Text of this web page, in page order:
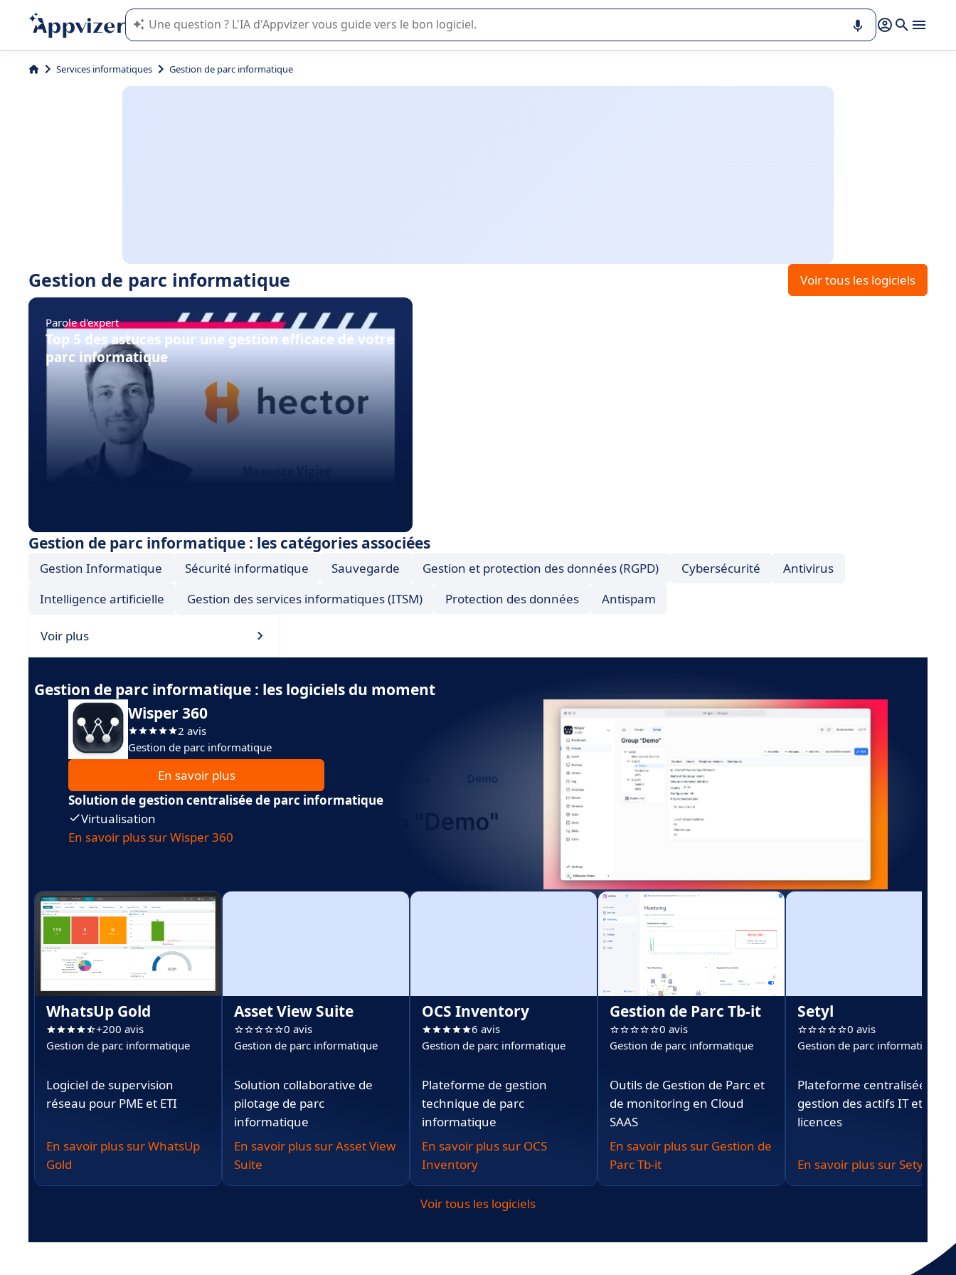
L'IA de Appvizer vous guide dans l'utilisation ou la sélection de logiciel SaaS en entreprise.
Services informatiques Gestion de parc informatique
Gestion de parc informatique Voir tous les logiciels
Parole d'expert
Top 5 des astuces pour une gestion efficace de votre
parc informatique
Gestion de parc informatique : les catégories associées
Gestion Informatique Sécurité informatique Sauvegarde Gestion et protection des données (RGPD) Cybersécurité
Antivirus
Intelligence artificielle
Gestion des services informatiques (ITSM) Protection des données Antispam
Voir plus
Gestion de parc informatique : les logiciels du moment
Wisper 360
2 avis
Gestion de parc informatique
En savoir plus
Solution de gestion centralisée de parc informatique
Virtualisation
En savoir plus sur Wisper 360
WhatsUp Gold
+200 avis
Gestion de parc informatique
Logiciel de supervision
réseau pour PME et ETI
En savoir plus sur WhatsUp
Gold
Asset View Suite
0 avis
Gestion de parc informatique
Solution collaborative de
pilotage de parc
informatique
En savoir plus sur Asset View
Suite
OCS Inventory
6 avis
Gestion de parc informatique
Plateforme de gestion
technique de parc
informatique
En savoir plus sur OCS
Inventory
Gestion de Parc Tb-it
0 avis
Gestion de parc informatique
Outils de Gestion de Parc et
de monitoring en Cloud
SAAS
En savoir plus sur Gestion de
Parc Tb-it
Setyl
0 avis
Gestion de parc informatique
Plateforme centralisée de
gestion des actifs IT et
licences
En savoir plus sur Setyl
Voir tous les logiciels